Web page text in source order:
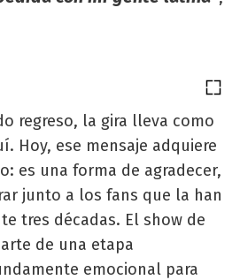
regreso, la gira lleva como
Hoy, ese mensaje adquiere
es una forma de agradecer,
junto a los fans que la han
tres décadas. El show de
de una etapa
emocional para